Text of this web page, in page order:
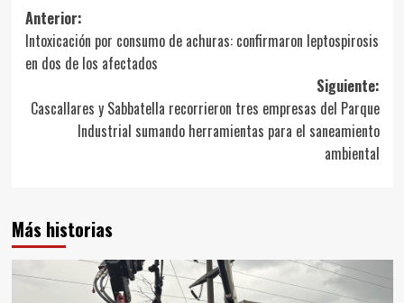
Navegación
de
entradas
Anterior:
Intoxicación por consumo de achuras: confirmaron leptospirosis
en dos de los afectados
Siguiente:
Cascallares y Sabbatella recorrieron tres empresas del Parque
Industrial sumando herramientas para el saneamiento
ambiental
Más historias